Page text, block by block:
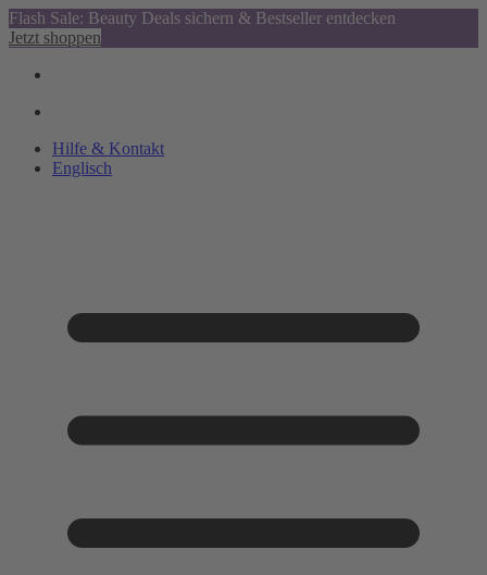
Flash Sale: Beauty Deals sichern & Bestseller entdecken
Jetzt shoppen
Hilfe & Kontakt
Englisch